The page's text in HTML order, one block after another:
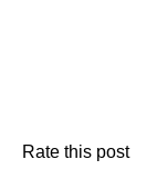
Rate this post